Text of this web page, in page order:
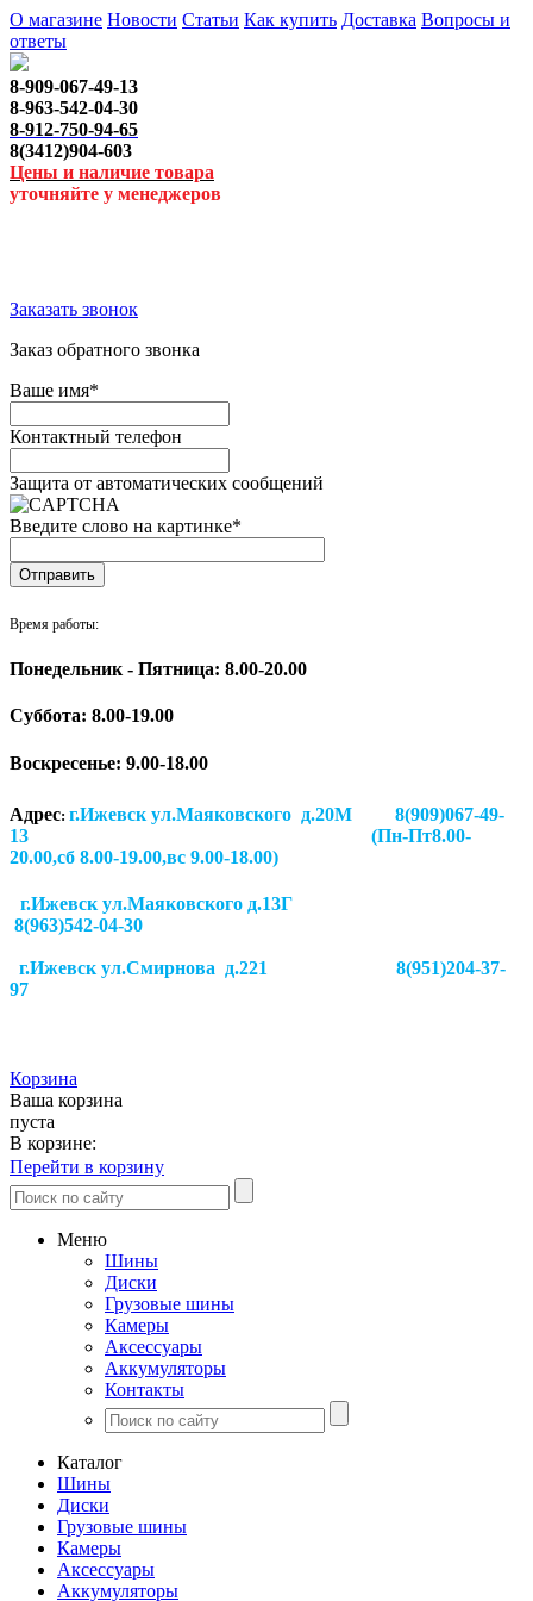
О магазине Новости Статьи Как купить Доставка Вопросы и
ответы
8-909-067-49-13
8-963-542-04-30
8-912-750-94-65
8(3412)904-603
Цены и наличие товара
уточняйте у менеджеров
Заказать звонок
Заказ обратного звонка
Ваше имя*
Контактный телефон
Защита от автоматических сообщений
Введите слово на картинке*
Время работы:
Понедельник - Пятница: 8.00-20.00
Суббота: 8.00-19.00
Воскресенье: 9.00-18.00
Адрес: г.Ижевск ул.Маяковского д.20М 8(909)067-49-
13 (Пн-Пт8.00-
20.00,сб 8.00-19.00,вс 9.00-18.00)
г.Ижевск ул.Маяковского д.13Г
8(963)542-04-30
г.Ижевск ул.Смирнова д.221
8(951)204-37-
97
Корзина
Ваша корзина
пуста
В корзине:
Перейти в корзину
Меню
Шины
Диски
Грузовые шины
Камеры
Аксессуары
Аккумуляторы
Контакты
Каталог
Шины
Диски
Грузовые шины
Камеры
Аксессуары
Аккумуляторы